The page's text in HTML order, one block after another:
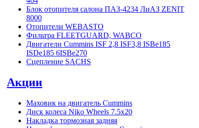
Блок отопителя салона ПАЗ-4234 ЛиАЗ ZENIT
8000
Отопители WEBASTO
Фильтра FLEETGUARD, WABCO
Двигатели Cummins ISF 2,8 ISF3,8 ISBe185
ISDe185 6ISBe270
Сцепление SACHS
Акции
Маховик на двигатель Cummins
Диск колеса Niko Wheels 7.5x20
Накладка тормозная задняя